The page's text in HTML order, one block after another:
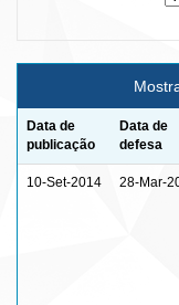
Data de
publicação
Data de
defesa
10-Set-2014 28-Mar-